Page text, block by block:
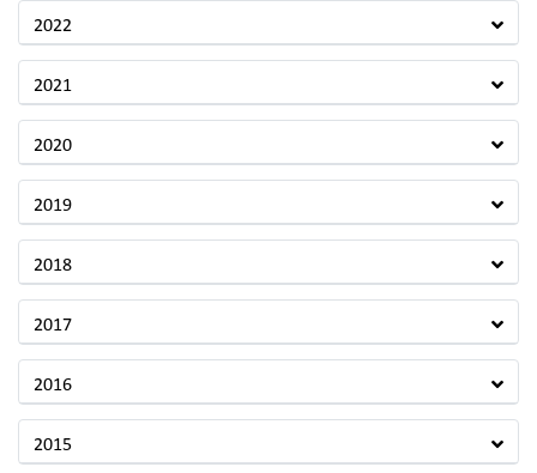
2022
2021
2020
2019
2018
2017
2016
2015